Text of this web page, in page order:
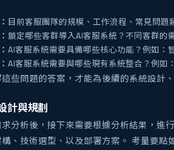
目前客服團隊的規模、工作流程、常見問題
鎖定哪些客群導入AI客服系統？不同客群的
AI客服系統需要具備哪些核心功能？例如：
AI客服系統需要與哪些現有系統整合？例如
些問題的答案，才能為後續的系統設計
計與規劃
分析後，接下來需要根據分析結果，進行
、技術選型、以及部署方案。 考量要點